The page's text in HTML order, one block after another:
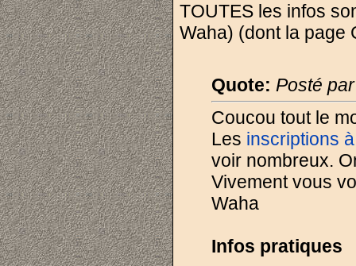
TOUTES les infos
Waha) (dont la page
Quote: Posté
Coucou tout le
Les inscriptions
voir nombreux.
Vivement vous
Waha
Infos pratiques